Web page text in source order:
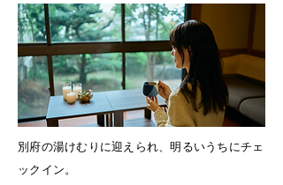
別府の湯けむりに迎えられ、明るいうちにチェ
ックイン。